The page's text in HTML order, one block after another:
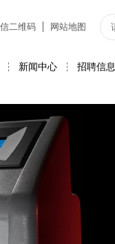
二维码 网站地图
新闻中心 招聘信息